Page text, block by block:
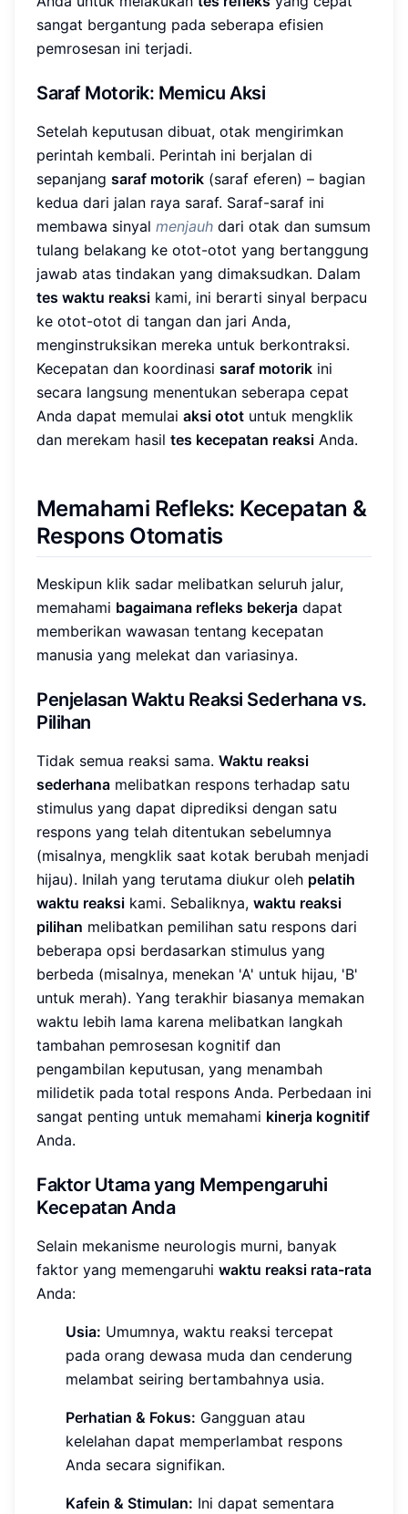
sangat bergantung pada seberapa efisien
pemrosesan ini terjadi.
Saraf Motorik: Memicu Aksi
Setelah keputusan dibuat, otak mengirimkan
perintah kembali. Perintah ini berjalan di
sepanjang saraf motorik (saraf eferen) – bagian
kedua dari jalan raya saraf. Saraf-saraf ini
membawa sinyal menjauh dari otak dan sumsum
tulang belakang ke otot-otot yang bertanggung
jawab atas tindakan yang dimaksudkan. Dalam
tes waktu reaksi kami, ini berarti sinyal berpacu
ke otot-otot di tangan dan jari Anda,
menginstruksikan mereka untuk berkontraksi.
Kecepatan dan koordinasi saraf motorik ini
secara langsung menentukan seberapa cepat
Anda dapat memulai aksi otot untuk mengklik
dan merekam hasil tes kecepatan reaksi Anda.
Memahami Refleks: Kecepatan &
Respons Otomatis
Meskipun klik sadar melibatkan seluruh jalur,
memahami bagaimana refleks bekerja dapat
memberikan wawasan tentang kecepatan
manusia yang melekat dan variasinya.
Penjelasan Waktu Reaksi Sederhana vs.
Pilihan
Tidak semua reaksi sama. Waktu reaksi
sederhana melibatkan respons terhadap satu
stimulus yang dapat diprediksi dengan satu
respons yang telah ditentukan sebelumnya
(misalnya, mengklik saat kotak berubah menjadi
hijau). Inilah yang terutama diukur oleh pelatih
waktu reaksi kami. Sebaliknya, waktu reaksi
pilihan melibatkan pemilihan satu respons dari
beberapa opsi berdasarkan stimulus yang
berbeda (misalnya, menekan 'A' untuk hijau, 'B'
untuk merah). Yang terakhir biasanya memakan
waktu lebih lama karena melibatkan langkah
tambahan pemrosesan kognitif dan
pengambilan keputusan, yang menambah
milidetik pada total respons Anda. Perbedaan ini
sangat penting untuk memahami kinerja kognitif
Anda.
Faktor Utama yang Mempengaruhi
Kecepatan Anda
Selain mekanisme neurologis murni, banyak
faktor yang memengaruhi waktu reaksi rata-rata
Anda:
Usia: Umumnya, waktu reaksi tercepat
pada orang dewasa muda dan cenderung
melambat seiring bertambahnya usia.
Perhatian & Fokus: Gangguan atau
kelelahan dapat memperlambat respons
Anda secara signifikan.
Kafein & Stimulan: Ini dapat sementara